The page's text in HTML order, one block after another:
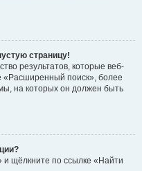
страницу!
результатов, которые веб-
«Расширенный поиск», более
на которых он должен быть
и щёлкните по ссылке «Найти